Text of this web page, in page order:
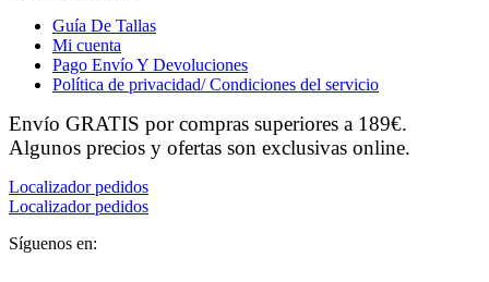
Guía De Tallas
Mi cuenta
Pago Envío Y Devoluciones
Política de privacidad/ Condiciones del servicio
Envío GRATIS por compras superiores a 189€.
Algunos precios y ofertas son exclusivas online.
Localizador pedidos
Localizador pedidos
Síguenos en: